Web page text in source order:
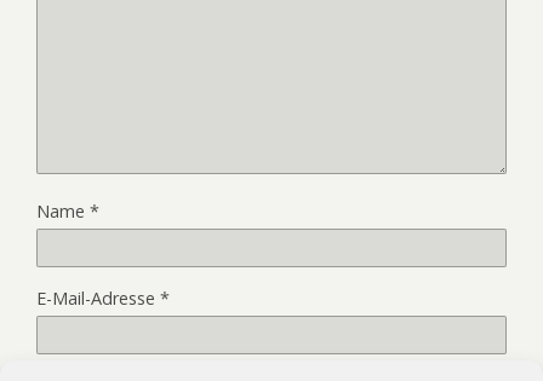
Name *
E-Mail-Adresse *